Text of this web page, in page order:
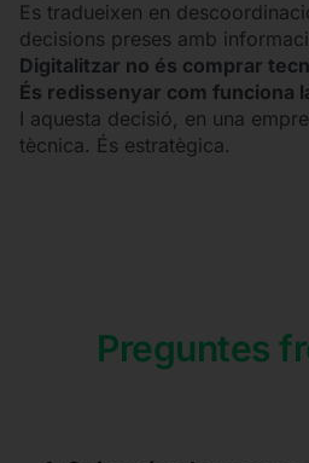
Es tradueixen en
decisions preses amb
Digitalitzar no és comprar
És redissenyar com funciona
I aquesta decisió, en una
tècnica. És estratègica.
Preguntes